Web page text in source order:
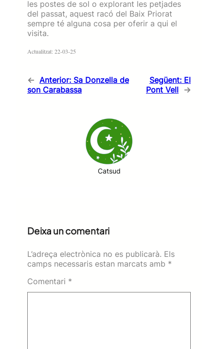
les postes de sol o explorant les petjades
del passat, aquest racó del Baix Priorat
sempre té alguna cosa per oferir a qui el
visita.
Actualitzat: 22-03-25
← Anterior: Sa Donzella de
son Carabassa
Següent: El
Pont Vell →
Catsud
Deixa un comentari
L’adreça electrònica no es publicarà. Els
camps necessaris estan marcats amb *
Comentari *